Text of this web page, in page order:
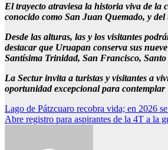
El trayecto atraviesa la historia viva de la
conocido como San Juan Quemado, y
Desde las alturas, las y los visitantes
destacar que Uruapan conserva sus
Santísima Trinidad, San Francisco,
La Sectur invita a turistas y visitantes a
oportunidad excepcional para
Navegación
de
Lago de Pátzcuaro recobra vida; en 2026
Abre registro para aspirantes de la 4T a la